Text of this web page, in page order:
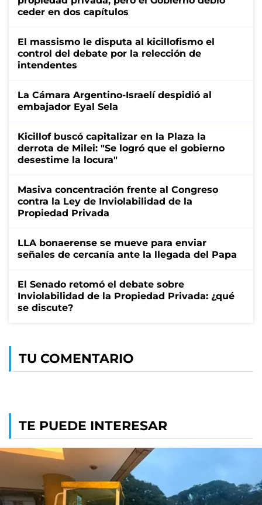
ceder en dos capítulos
El massismo le disputa al kicillofismo el
control del debate por la relección de
intendentes
La Cámara Argentino-Israelí despidió al
embajador Eyal Sela
Kicillof buscó capitalizar en la Plaza la
derrota de Milei: "Se logró que el gobierno
desestime la locura"
Masiva concentración frente al Congreso
contra la Ley de Inviolabilidad de la
Propiedad Privada
LLA bonaerense se mueve para enviar
señales de cercanía ante la llegada del Papa
El Senado retomó el debate sobre
Inviolabilidad de la Propiedad Privada: ¿qué
se discute?
TU COMENTARIO
TE PUEDE INTERESAR